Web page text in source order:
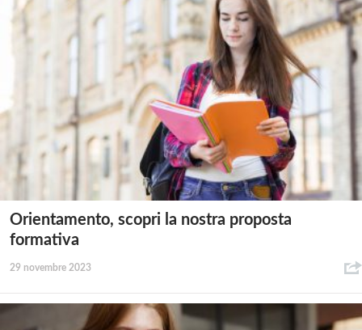
Orientamento, scopri la nostra proposta
formativa
29 novembre 2023